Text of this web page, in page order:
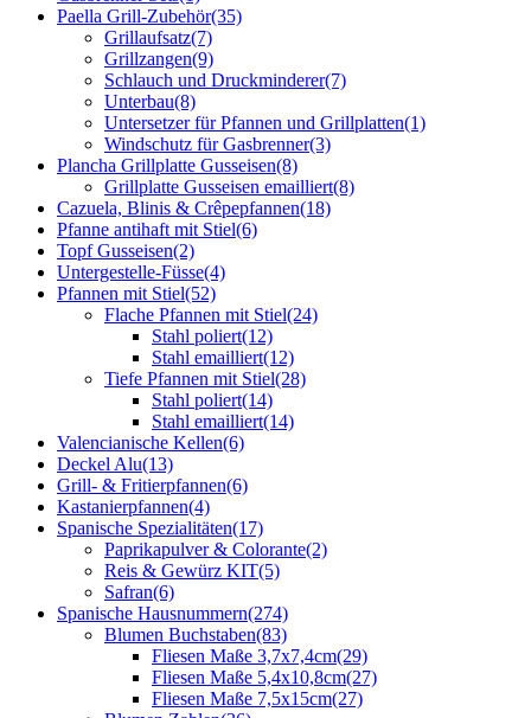
Paella Grill-Zubehör(35)
Grillaufsatz(7)
Grillzangen(9)
Schlauch und Druckminderer(7)
Unterbau(8)
Untersetzer für Pfannen und Grillplatten(1)
Windschutz für Gasbrenner(3)
Plancha Grillplatte Gusseisen(8)
Grillplatte Gusseisen emailliert(8)
Cazuela, Blinis & Crêpepfannen(18)
Pfanne antihaft mit Stiel(6)
Topf Gusseisen(2)
Untergestelle-Füsse(4)
Pfannen mit Stiel(52)
Flache Pfannen mit Stiel(24)
Stahl poliert(12)
Stahl emailliert(12)
Tiefe Pfannen mit Stiel(28)
Stahl poliert(14)
Stahl emailliert(14)
Valencianische Kellen(6)
Deckel Alu(13)
Grill- & Fritierpfannen(6)
Kastanierpfannen(4)
Spanische Spezialitäten(17)
Paprikapulver & Colorante(2)
Reis & Gewürz KIT(5)
Safran(6)
Spanische Hausnummern(274)
Blumen Buchstaben(83)
Fliesen Maße 3,7x7,4cm(29)
Fliesen Maße 5,4x10,8cm(27)
Fliesen Maße 7,5x15cm(27)